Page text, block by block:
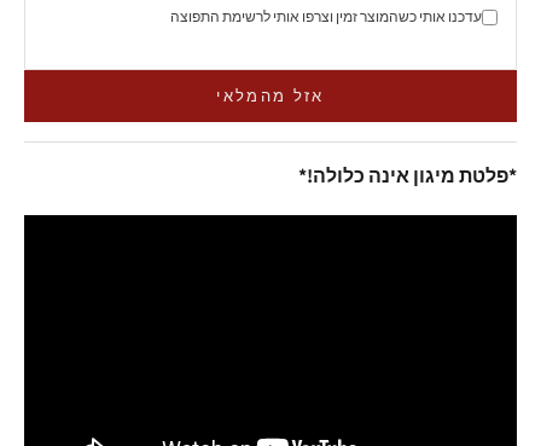
עדכנו אותי כשהמוצר זמין וצרפו אותי לרשימת התפוצה
אזל מהמלאי
*פלטת מיגון אינה כלולה!*